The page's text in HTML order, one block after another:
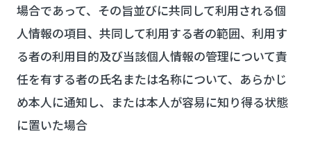
場合であって、その旨並びに共同して利用される個
人情報の項目、共同して利用する者の範囲、利用す
る者の利用目的及び当該個人情報の管理について責
任を有する者の氏名または名称について、あらかじ
め本人に通知し、または本人が容易に知り得る状態
に置いた場合